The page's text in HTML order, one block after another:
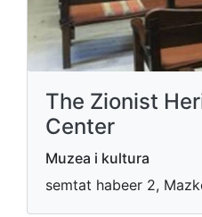
The Zionist
Center
Muzea i kultura
semtat habeer 2,